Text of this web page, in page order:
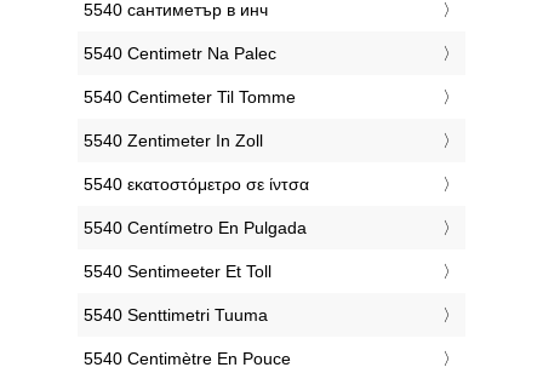
‎5540 сантиметър в инч
‎5540 Centimetr Na Palec
‎5540 Centimeter Til Tomme
‎5540 Zentimeter In Zoll
‎5540 εκατοστόμετρο σε ίντσα
‎5540 Centímetro En Pulgada
‎5540 Sentimeeter Et Toll
‎5540 Senttimetri Tuuma
‎5540 Centimètre En Pouce